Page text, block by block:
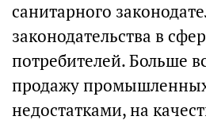
санитарного
законодательства в
потребителей. Больше
продажу промышленных
недостатками, на